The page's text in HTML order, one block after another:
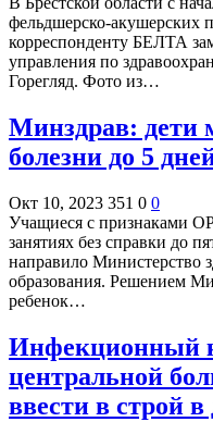
фельдшерско-акушерских
корреспонденту БЕЛТА
управления по
Горегляд. Фото из…
Минздрав: дети
болезни до 5
Окт 10, 2023 351 0 0
Учащиеся с признаками
занятиях без справки до
направило Министерство
образования. Решением
ребенок…
Инфекционный
центральной
ввести в строй в